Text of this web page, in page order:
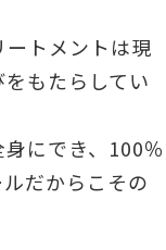
トメントは現
もたらしてい
にでき、100％
だからこその